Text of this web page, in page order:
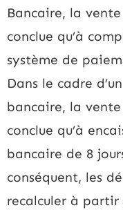
Bancaire, la
conclue qu’à
système de
Dans le cadre
bancaire, la vente
conclue qu’à
bancaire de 8
conséquent, les
recalculer à partir